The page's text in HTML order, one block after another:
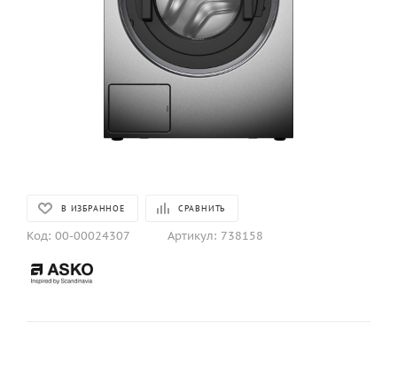
В ИЗБРАННОЕ СРАВНИТЬ
Код: 00-00024307 Артикул: 738158